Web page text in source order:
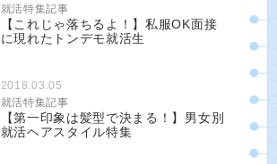
就活特集記事
【これじゃ落ちるよ！】私服OK面接
に現れたトンデモ就活生
2018.03.05
就活特集記事
【第一印象は髪型で決まる！】男女別
就活ヘアスタイル特集